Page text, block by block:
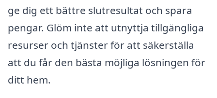
ge dig ett bättre slutresultat och spara
pengar. Glöm inte att utnyttja tillgängliga
resurser och tjänster för att säkerställa
att du får den bästa möjliga lösningen för
ditt hem.